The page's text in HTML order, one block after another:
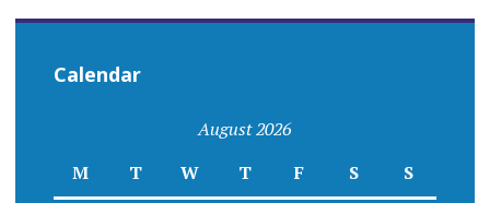
Calendar
August 2026
M
T W T F S S